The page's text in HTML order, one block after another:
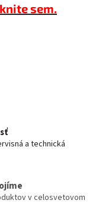
sem.
a technická
v celosvetovom